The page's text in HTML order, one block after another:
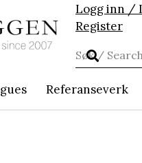
Logg inn /
Register
Referanseverk